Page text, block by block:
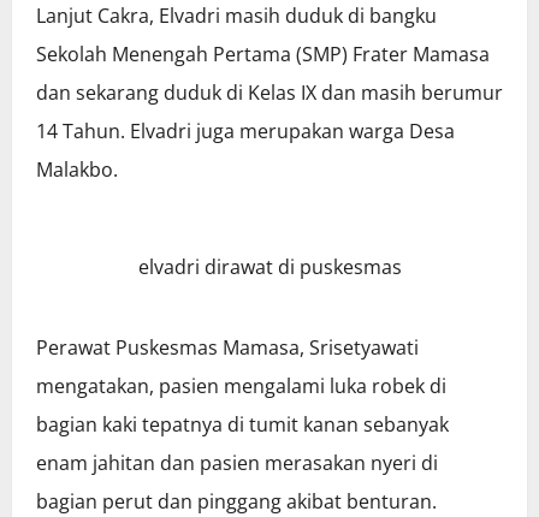
Lanjut Cakra, Elvadri masih duduk di bangku
Sekolah Menengah Pertama (SMP) Frater Mamasa
dan sekarang duduk di Kelas IX dan masih berumur
14 Tahun. Elvadri juga merupakan warga Desa
Malakbo.
elvadri dirawat di puskesmas
Perawat Puskesmas Mamasa, Srisetyawati
mengatakan, pasien mengalami luka robek di
bagian kaki tepatnya di tumit kanan sebanyak
enam jahitan dan pasien merasakan nyeri di
bagian perut dan pinggang akibat benturan.